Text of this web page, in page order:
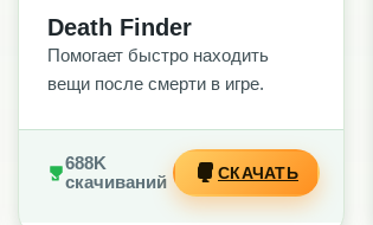
Death Finder
Помогает быстро находить
вещи после смерти в игре.
688K
скачиваний
СКАЧАТЬ